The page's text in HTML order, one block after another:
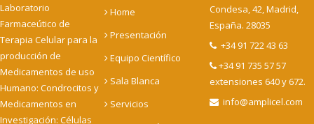
Laboratorio
Farmaceútico de
Terapia Celular para la
producción de
Medicamentos de uso
Humano: Condrocitos y
Medicamentos en
Investigación: Células
Home
Presentación
Equipo Científico
Sala Blanca
Servicios
Condesa, 42, Madrid,
España. 28035
+34 91 722 43 63
+34 91 735 57 57
extensiones 640 y 672.
info@amplicel.com